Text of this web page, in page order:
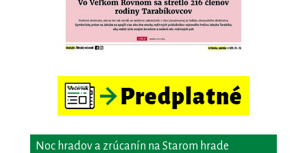
Noc hradov a zrúcanín na Starom hrade